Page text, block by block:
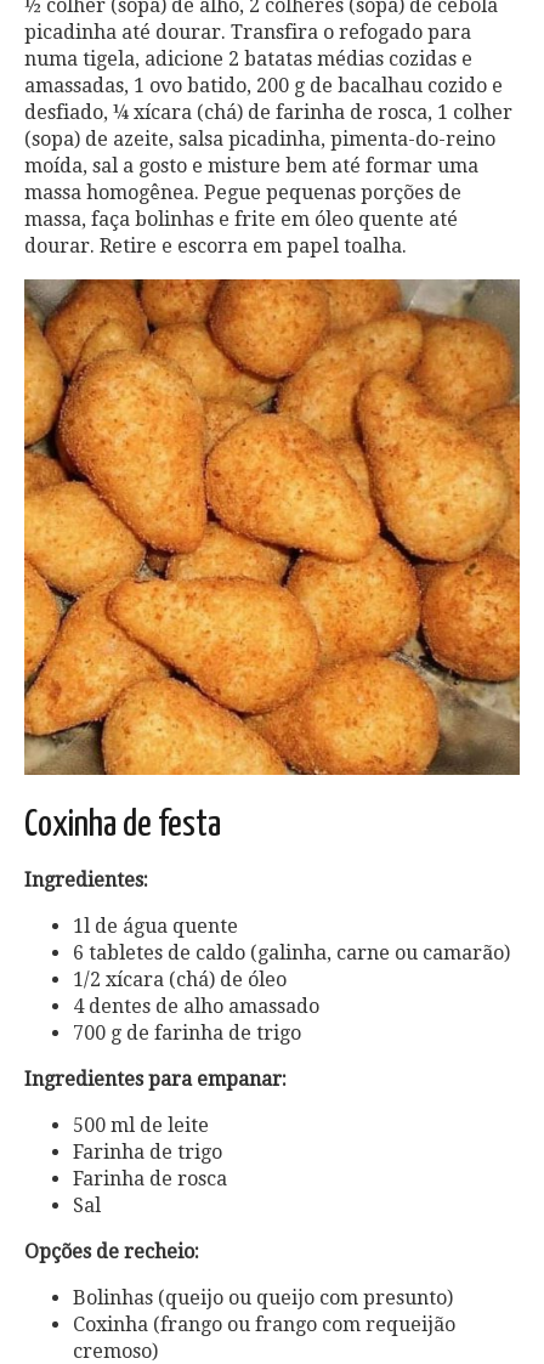
½ colher (sopa) de alho, 2 colheres (sopa) de cebola
picadinha até dourar. Transfira o refogado para
numa tigela, adicione 2 batatas médias cozidas e
amassadas, 1 ovo batido, 200 g de bacalhau cozido e
desfiado, ¼ xícara (chá) de farinha de rosca, 1 colher
(sopa) de azeite, salsa picadinha, pimenta-do-reino
moída, sal a gosto e misture bem até formar uma
massa homogênea. Pegue pequenas porções de
massa, faça bolinhas e frite em óleo quente até
dourar. Retire e escorra em papel toalha.
Coxinha de festa
Ingredientes:
1l de água quente
6 tabletes de caldo (galinha, carne ou camarão)
1/2 xícara (chá) de óleo
4 dentes de alho amassado
700 g de farinha de trigo
Ingredientes para empanar:
500 ml de leite
Farinha de trigo
Farinha de rosca
Sal
Opções de recheio:
Bolinhas (queijo ou queijo com presunto)
Coxinha (frango ou frango com requeijão
cremoso)